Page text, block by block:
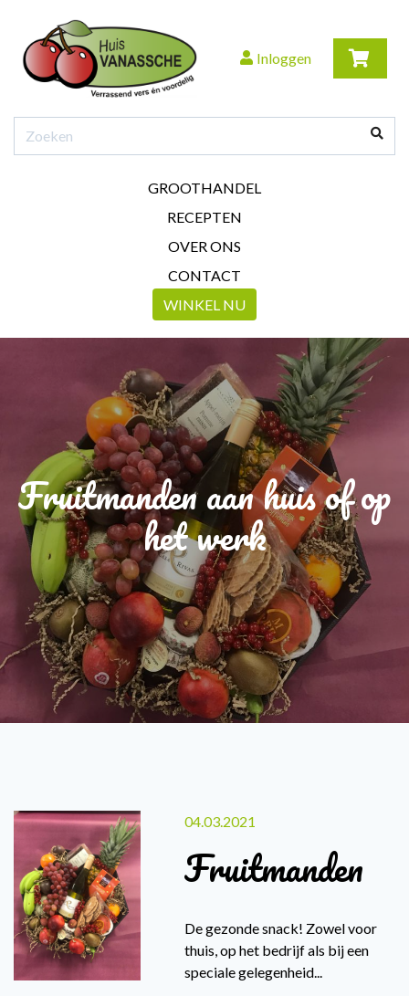
Inloggen
GROOTHANDEL
RECEPTEN
OVER ONS
CONTACT
WINKEL NU
Fruitmanden aan huis of op
het werk
04.03.2021
Fruitmanden
De gezonde snack! Zowel voor
thuis, op het bedrijf als bij een
speciale gelegenheid...